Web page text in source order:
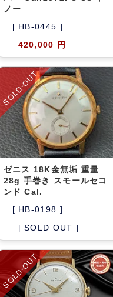
ノー
[ HB-0445 ]
420,000 円
SOLD-OUT
ゼニス 18K金無垢 重量
28g 手巻き スモールセコ
ンド Cal.
[ HB-0198 ]
[ SOLD OUT ]
SOLD-OUT